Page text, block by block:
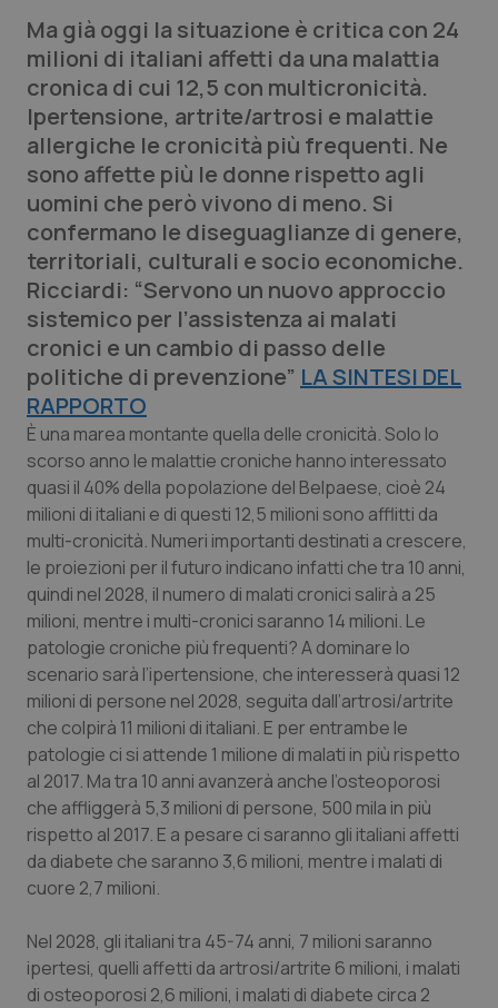
QS Pro
Professionisti Sanitari.AI
Abruzzo
Basilicata
Calabria
Campania
Emilia-Romagna
Friuli Venezia Giulia
Lazio
Liguria
Lombardia
Marche
Molise
Piemonte
Provincia Autonoma di Bolzano
Provincia Autonoma di Trento
Puglia
QS Pro Gold
Artrite & artrosi
Asma & BPCO
Car-T
Colesterolo & coronaropatie
Dermatite Atopica
Diabete & glucometri
Disturbi dell’umore
Dolore
Donna & Salute
Epatiti
HIV
Infezioni & Febbre
Ipertensione & Scompenso
Malattie rare
QS Club Newsletter
Ma già oggi la situazione è critica con 24
milioni di italiani affetti da una malattia
cronica di cui 12,5 con multicronicità.
Ipertensione, artrite/artrosi e malattie
allergiche le cronicità più frequenti. Ne
sono affette più le donne rispetto agli
uomini che però vivono di meno. Si
confermano le diseguaglianze di genere,
territoriali, culturali e socio economiche.
Ricciardi: “Servono un nuovo approccio
sistemico per l’assistenza ai malati
cronici e un cambio di passo delle
politiche di prevenzione” LA SINTESI DEL
RAPPORTO
È una marea montante quella delle cronicità. Solo lo
scorso anno le malattie croniche hanno interessato
quasi il 40% della popolazione del Belpaese, cioè 24
milioni di italiani e di questi 12,5 milioni sono afflitti da
multi-cronicità. Numeri importanti destinati a crescere,
le proiezioni per il futuro indicano infatti che tra 10 anni,
quindi nel 2028, il numero di malati cronici salirà a 25
milioni, mentre i multi-cronici saranno 14 milioni. Le
patologie croniche più frequenti? A dominare lo
scenario sarà l’ipertensione, che interesserà quasi 12
milioni di persone nel 2028, seguita dall’artrosi/artrite
che colpirà 11 milioni di italiani. E per entrambe le
patologie ci si attende 1 milione di malati in più rispetto
al 2017. Ma tra 10 anni avanzerà anche l’osteoporosi
che affliggerà 5,3 milioni di persone, 500 mila in più
rispetto al 2017. E a pesare ci saranno gli italiani affetti
da diabete che saranno 3,6 milioni, mentre i malati di
cuore 2,7 milioni.
Nel 2028, gli italiani tra 45-74 anni, 7 milioni saranno
ipertesi, quelli affetti da artrosi/artrite 6 milioni, i malati
di osteoporosi 2,6 milioni, i malati di diabete circa 2